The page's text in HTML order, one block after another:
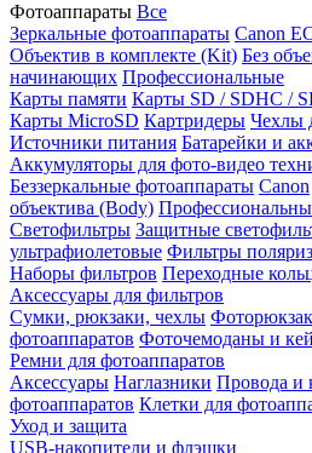
Фотоаппараты Все
Зеркальные фотоаппараты Canon
Объектив в комплекте (Kit) Без
начинающих Профессиональные
Карты памяти Карты SD / SDHC /
Карты MicroSD Картридеры Чехлы
Источники питания Батарейки и
Аккумуляторы для фото-видео
Беззеркальные фотоаппараты Canon
объектива (Body)
Светофильтры Защитные
ультрафиолетовые Фильтры
Наборы фильтров Переходные
Аксессуары для фильтров
Сумки, рюкзаки, чехлы
фотоаппаратов Фоточемоданы и
Ремни для фотоаппаратов
Аксессуары Наглазники Провода и
фотоаппаратов Клетки для
Уход и защита
USB-накопители и флэшки